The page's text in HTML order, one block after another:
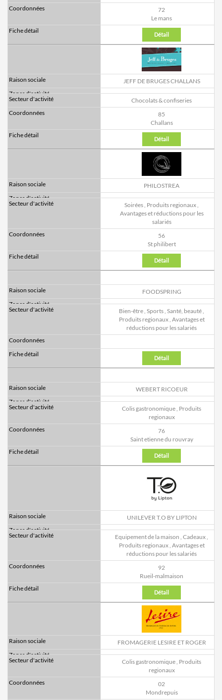
72
Le mans
Détail
JEFF DE BRUGES CHALLANS
Chocolats & confiseries
85
Challans
Détail
PHILOSTREA
Soirées Produits regionaux
Avantages et réductions pour les
salariés
56
St philibert
Détail
FOODSPRING
Bien-être Sports Santé, beauté
Produits regionaux, Avantages et
réductions pour les salariés
Détail
WEBERT RICOEUR
Colis gastronomique Produits
regionaux
76
Saint etienne du rouvray
Détail
UNILEVER T.O BY LIPTON
Equipement de la maison Cadeaux
Produits regionaux, Avantages et
réductions pour les salariés
92
Rueil-malmaison
Détail
FROMAGERIE LESIRE ET ROGER
Colis gastronomique Produits
regionaux
02
Mondrepuis